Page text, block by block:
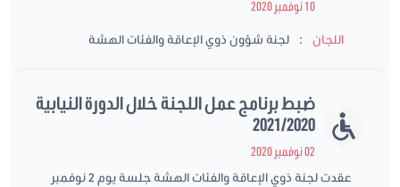
اللجان : لجنة شؤون ذوي الإعاقة والفئات الهشة
ضبط برنامج عمل اللجنة خلال الدورة النيابية
2021/2020
عقدت لجنة ذوي الإعاقة والفئات الهشة جلسة يوم 2 نوفمبر